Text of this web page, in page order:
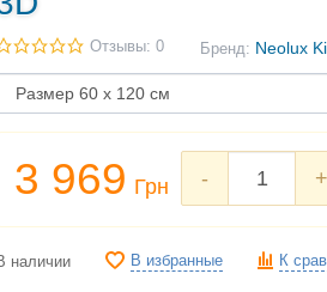
Отзывы: 0 Бренд: Neolux
3 969 Грн - +
наличии В избранные К